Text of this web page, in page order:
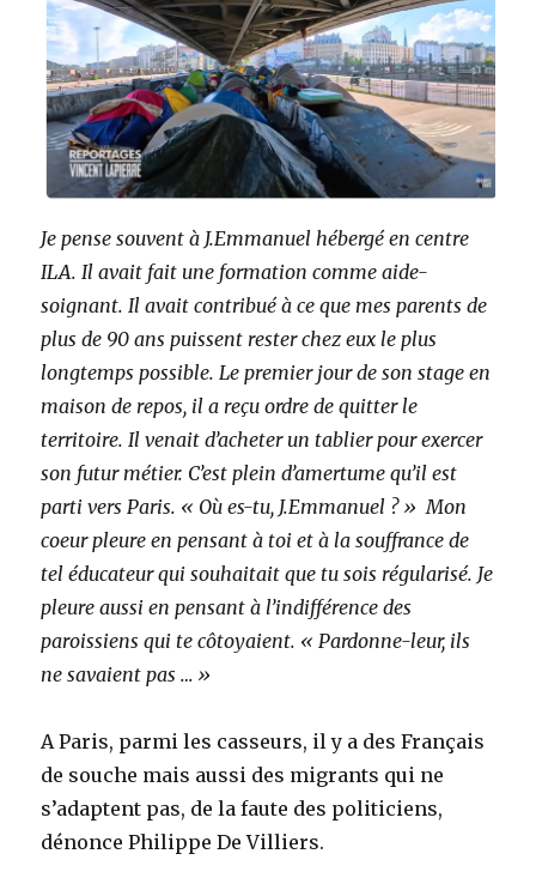
Je pense souvent à J.Emmanuel hébergé en centre
ILA. Il avait fait une formation comme aide-
soignant. Il avait contribué à ce que mes parents de
plus de 90 ans puissent rester chez eux le plus
longtemps possible. Le premier jour de son stage en
maison de repos, il a reçu ordre de quitter le
territoire. Il venait d’acheter un tablier pour exercer
son futur métier. C’est plein d’amertume qu’il est
parti vers Paris. « Où es-tu, J.Emmanuel ? » Mon
coeur pleure en pensant à toi et à la souffrance de
tel éducateur qui souhaitait que tu sois régularisé. Je
pleure aussi en pensant à l’indifférence des
paroissiens qui te côtoyaient. « Pardonne-leur, ils
ne savaient pas … »
A Paris, parmi les casseurs, il y a des Français
de souche mais aussi des migrants qui ne
s’adaptent pas, de la faute des politiciens,
dénonce Philippe De Villiers.